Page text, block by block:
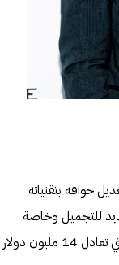
حوافه بتقنياته
للتجميل وخاصة
الأنف، كانت الفرصة سانحة لباول لتكوين ثروته التي تعادل 14 مليون دولار